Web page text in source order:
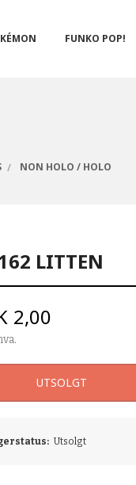
FUNKO POP!
NON HOLO / HOLO
LITTEN
2,00
UTSOLGT
Utsolgt